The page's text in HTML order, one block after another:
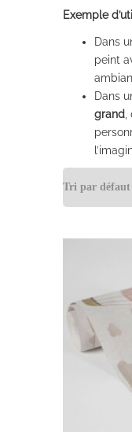
Exemple
Dans
peint
Dans
grand